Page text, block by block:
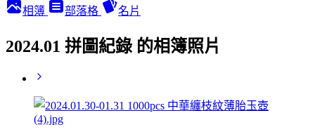
相簿 部落格 名片
2024.01 拼圖紀錄 的相簿照片